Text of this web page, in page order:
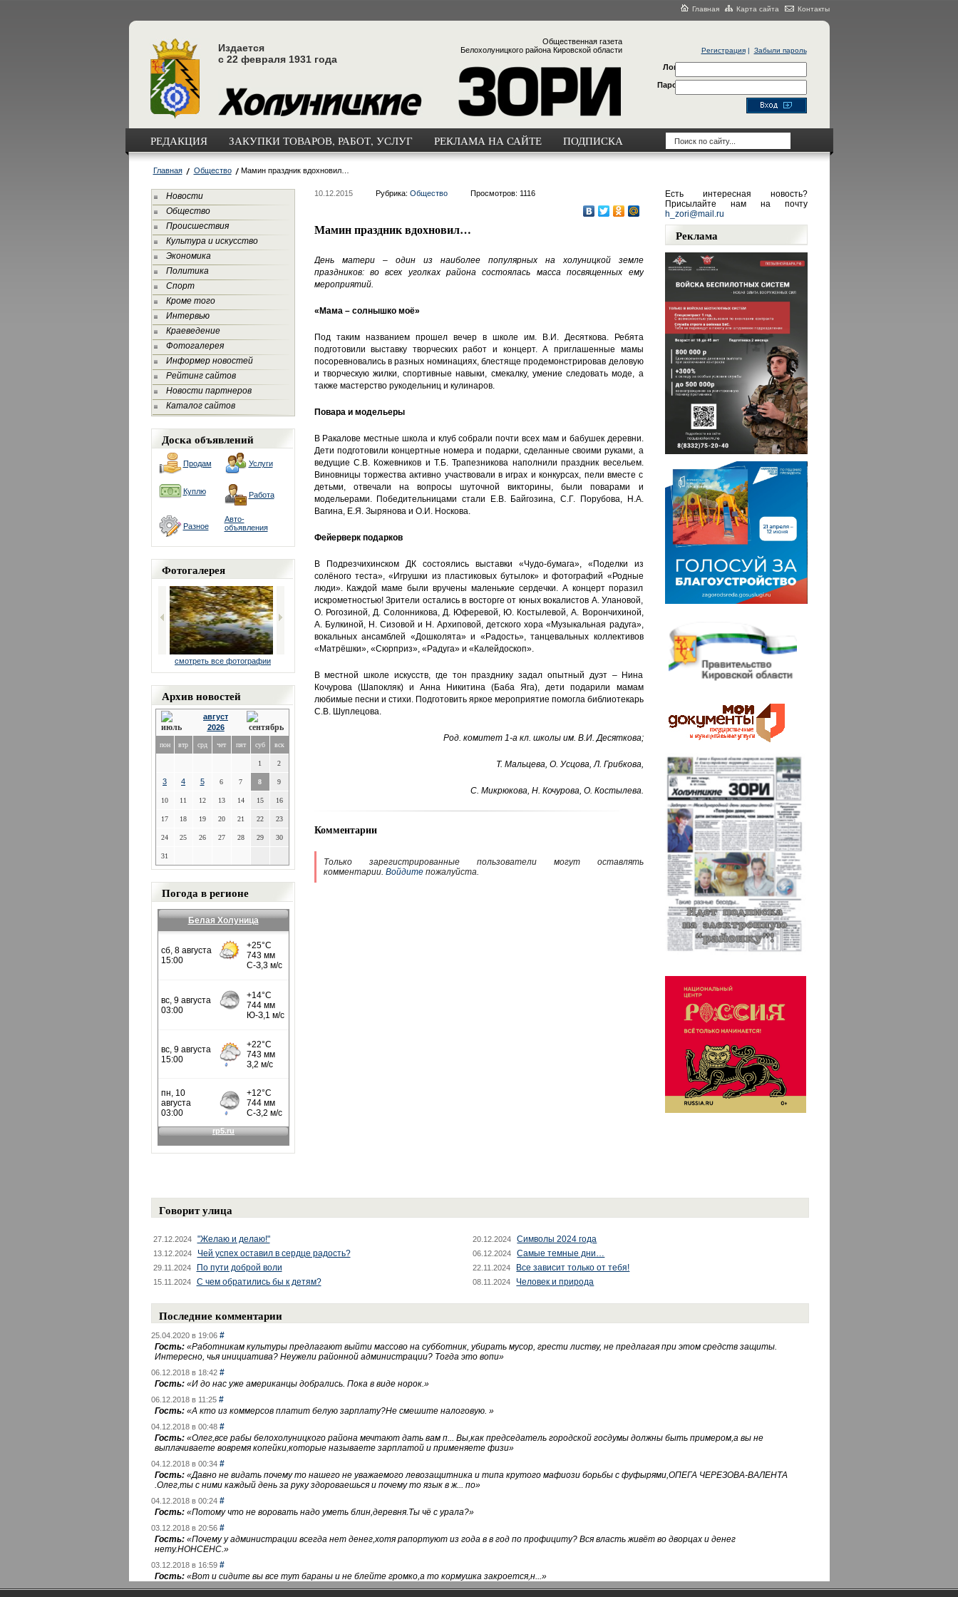
Главная Карта сайта Контакты
Издается
с 22 февраля 1931 года
Общественная газета
Белохолуницкого района Кировской области
Регистрация| Забыли пароль
Логин
Пароль
РЕДАКЦИЯ ЗАКУПКИ ТОВАРОВ, РАБОТ, УСЛУГ РЕКЛАМА НА САЙТЕ ПОДПИСКА
Главная Общество Мамин праздник вдохновил…
Новости
Общество
Происшествия
Культура и искусство
Экономика
Политика
Спорт
Кроме того
Интервью
Краеведение
Фотогалерея
Информер новостей
Рейтинг сайтов
Новости партнеров
Каталог сайтов
Доска объявлений
Продам Услуги
Куплю Работа
Разное
Авто-
объявления
Фотогалерея
смотреть все фотографии
Архив новостей
август
2026
пон втр срд чет пят суб вск
1 2
3 4 5 6 7 8 9
10 11 12 13 14 15 16
17 18 19 20 21 22 23
24 25 26 27 28 29 30
31
Погода в регионе
Белая Холуница
10.12.2015 Рубрика: Общество Просмотров: 1116
Мамин праздник вдохновил…
День матери – один из наиболее популярных на холуницкой земле
праздников: во всех уголках района состоялась масса посвященных ему
мероприятий.
«Мама – солнышко моё»
Под таким названием прошел вечер в школе им. В.И. Десяткова. Ребята
подготовили выставку творческих работ и концерт. А приглашенные мамы
посоревновались в разных номинациях, блестяще продемонстрировав деловую
и творческую жилки, спортивные навыки, смекалку, умение следовать моде, а
также мастерство рукодельниц и кулинаров.
Повара и модельеры
В Ракалове местные школа и клуб собрали почти всех мам и бабушек деревни.
Дети подготовили концертные номера и подарки, сделанные своими руками, а
ведущие С.В. Кожевников и Т.Б. Трапезникова наполнили праздник весельем.
Виновницы торжества активно участвовали в играх и конкурсах, пели вместе с
детьми, отвечали на вопросы шуточной викторины, были поварами и
модельерами. Победительницами стали Е.В. Байгозина, С.Г. Порубова, Н.А.
Вагина, Е.Я. Зырянова и О.И. Носкова.
Фейерверк подарков
В Подрезчихинском ДК состоялись выставки «Чудо-бумага», «Поделки из
солёного теста», «Игрушки из пластиковых бутылок» и фотографий «Родные
люди». Каждой маме были вручены маленькие сердечки. А концерт поразил
искрометностью! Зрители остались в восторге от юных вокалистов А. Улановой,
О. Рогозиной, Д. Солонникова, Д. Юферевой, Ю. Костылевой, А. Ворончихиной,
А. Булкиной, Н. Сизовой и Н. Архиповой, детского хора «Музыкальная радуга»,
вокальных ансамблей «Дошколята» и «Радость», танцевальных коллективов
«Матрёшки», «Сюрприз», «Радуга» и «Калейдоскоп».
В местной школе искусств, где тон празднику задал опытный дуэт – Нина
Кочурова (Шапокляк) и Анна Никитина (Баба Яга), дети подарили мамам
любимые песни и стихи. Подготовить яркое мероприятие помогла библиотекарь
С.В. Шуплецова.
Род. комитет 1-а кл. школы им. В.И. Десяткова;
Т. Мальцева, О. Усцова, Л. Грибкова,
С. Микрюкова, Н. Кочурова, О. Костылева.
Комментарии
Только зарегистрированные пользователи могут оставлять
комментарии. Войдитепожалуйста.
Есть интересная новость?
Присылайте нам на почту
h_zori@mail.ru
Реклама
Говорит улица
27.12.2024 "Желаю и делаю!" 20.12.2024 Символы 2024 года
13.12.2024 Чей успех оставил в сердце радость? 06.12.2024 Самые темные дни…
29.11.2024 По пути доброй воли 22.11.2024 Все зависит только от тебя!
15.11.2024 С чем обратились бы к детям? 08.11.2024 Человек и природа
Последние комментарии
25.04.2020 в 19:06 #
Гость: «Работникам культуры предлагают выйти массово на субботник, убирать мусор, грести листву, не предлагая при этом средств защиты.
Интересно, чья инициатива? Неужели районной администрации? Тогда это вопи»
06.12.2018 в 18:42 #
Гость: «И до нас уже американцы добрались. Пока в виде норок.»
06.12.2018 в 11:25 #
Гость: «А кто из коммерсов платит белую зарплату?Не смешите налоговую. »
04.12.2018 в 00:48 #
Гость: «Олег,все рабы белохолуницкого района мечтают дать вам п... Вы,как председатель городской госдумы должны быть примером,а вы не
выплачиваете вовремя копейки,которые называете зарплатой и применяете физи»
04.12.2018 в 00:34 #
Гость: «Давно не видать почему то нашего не уважаемого левозащитника и типа крутого мафиози борьбы с фуфырями,ОПЕГА ЧЕРЕЗОВА-ВАЛЕНТА
.Олег,ты с ними каждый день за руку здороваешься и почему то язык в ж... по»
04.12.2018 в 00:24 #
Гость: «Потому что не воровать надо уметь блин,деревня.Ты чё с урала?»
03.12.2018 в 20:56 #
Гость: «Почему у администрации всегда нет денег,хотя рапортуют из года в в год по профициту? Вся власть живёт во дворцах и денег
нету.НОНСЕНС.»
03.12.2018 в 16:59 #
Гость: «Вот и сидите вы все тут бараны и не блейте громко,а то кормушка закроется,н...»